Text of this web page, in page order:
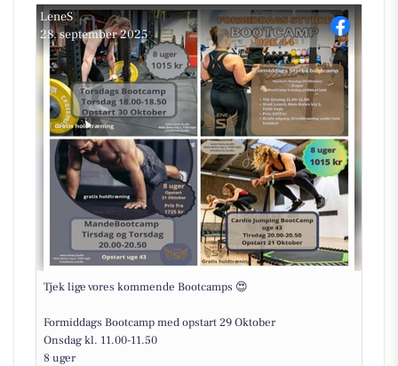
LeneS
28. september 2025
Tjek lige vores kommende Bootcamps 😍
Formiddags Bootcamp med opstart 29 Oktober
Onsdag kl. 11.00-11.50
8 uger